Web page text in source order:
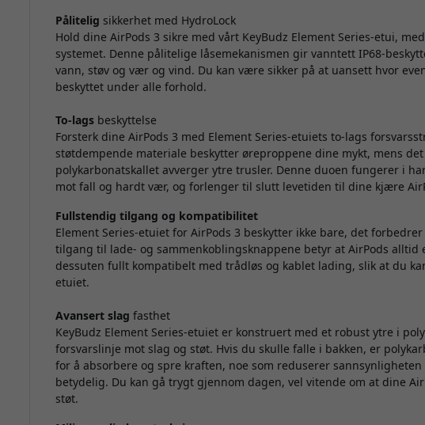
Pålitelig sikkerhet med HydroLock
Hold dine AirPods 3 sikre med vårt KeyBudz Element Series-etui,
systemet. Denne pålitelige låsemekanismen gir vanntett IP68-
vann, støv og vær og vind. Du kan være sikker på at uansett hvor
beskyttet under alle forhold.
To-lagsbeskyttelse
Forsterk dine AirPods 3 med Element Series-etuiets to-lags
støtdempende materiale beskytter øreproppene dine mykt, mens
polykarbonatskallet avverger ytre trusler. Denne duoen fungerer i
mot fall og hardt vær, og forlenger til slutt levetiden til dine kjære
Fullstendig tilgang og kompatibilitet
Element Series-etuiet for AirPods 3 beskytter ikke bare, det
tilgang til lade- og sammenkoblingsknappene betyr at AirPods alltid
dessuten fullt kompatibelt med trådløs og kablet lading, slik at du
etuiet.
Avansert slag fasthet
KeyBudz Element Series-etuiet er konstruert med et robust ytre i
forsvarslinje mot slag og støt. Hvis du skulle falle i bakken, er
for å absorbere og spre kraften, noe som reduserer
betydelig. Du kan gå trygt gjennom dagen, vel vitende om at dine
støt.